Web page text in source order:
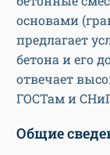
основами
предлагает
бетона и его
отвечает
ГОСТам и
Общие